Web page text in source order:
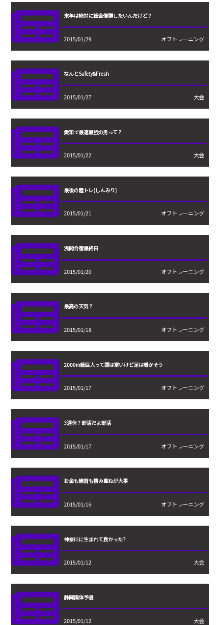
来年は絶対に総合優勝したいんだけど？
2015/01/29 オフトレーニング
なんとSafety&Fresh
2015/01/27 大会
愛知で最速最強の男って？
2015/01/22 大会
最後の陸トレ(しんみり)
2015/01/21 オフトレーニング
浅間合宿最終日
2015/01/20 オフトレーニング
最高の天気？
2015/01/18 オフトレーニング
2000m級巨人って頭は寒いけど足は暖かそう
2015/01/17 オフトレーニング
3連休？部活だよ部活
2015/01/17 オフトレーニング
お金も練習も積み重ねが大事
2015/01/16 オフトレーニング
神奈川に生まれて良かった?
2015/01/12 大会
静岡国体予選
2015/01/12 大会